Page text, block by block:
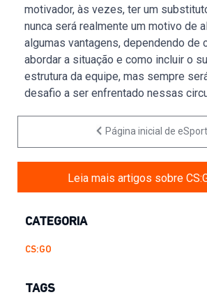
motivador, às vezes, ter um
nunca será realmente um motivo de
algumas vantagens, dependendo de
abordar a situação e como incluir o
estrutura da equipe, mas sempre
desafio a ser enfrentado nessas
Página inicial de
Leia mais artigos sobre
CATEGORIA
CS:GO
TAGS